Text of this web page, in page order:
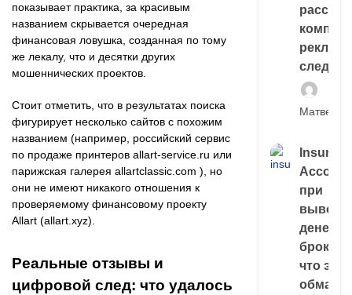
показывает практика, за красивым
названием скрывается очередная
финансовая ловушка, созданная по тому
же лекалу, что и десятки других
мошеннических проектов.
Стоит отметить, что в результатах поиска
фигурирует несколько сайтов с похожим
названием (например, российский сервис
по продаже принтеров allart-service.ru или
парижская галерея allartclassic.com ), но
они не имеют никакого отношения к
проверяемому финансовому проекту
Allart (allart.xyz).
Реальные отзывы и
цифровой след: что удалось
следа
Матвей
Account
при
выводе
денег у
что это,
обман?